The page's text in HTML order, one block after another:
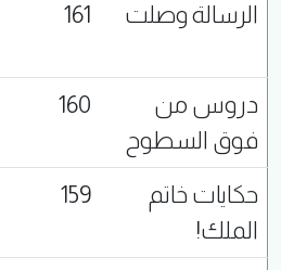
الرسالة وصلت
161
دروس من
فوق السطوح
160
حكايات خاتم
الملك!
159